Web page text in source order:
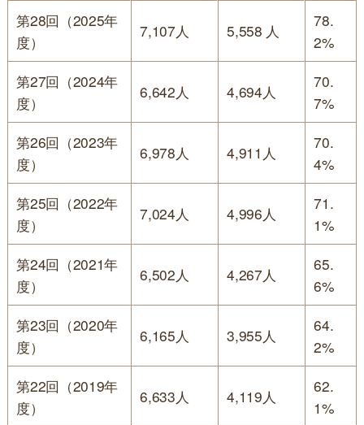
第28回（2025年
度）
7,107人 5,558 人
78.
2%
第27回（2024年
度）
6,642人 4,694人
70.
7%
第26回（2023年
度）
6,978人 4,911人
70.
4%
第25回（2022年
度）
7,024人 4,996人
71.
1%
第24回（2021年
度）
6,502人 4,267人
65.
6%
第23回（2020年
度）
6,165人 3,955人
64.
2%
第22回（2019年
度）
6,633人 4,119人
62.
1%